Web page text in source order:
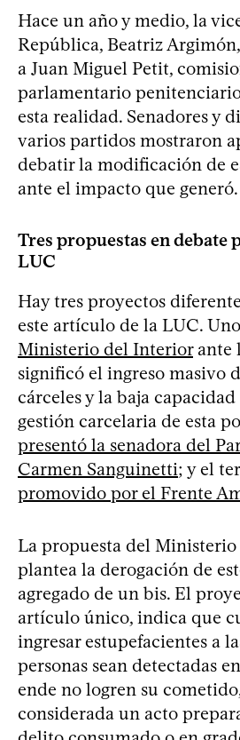
Hace un año y medio, la
República, Beatriz
a Juan Miguel Petit,
parlamentario
esta realidad. Senadores y
varios partidos mostraron
debatir la modificación de
ante el impacto que generó.
Tres propuestas en debate
LUC
Hay tres proyectos
este artículo de la LUC. Uno
Ministerio del Interiorante
significó el ingreso masivo
cárceles y la baja
gestión carcelaria de esta
presentó la senadora del
Carmen Sanguinetti; y el
promovido por el Frente
La propuesta del
plantea la derogación de
agregado de un bis. El
artículo único, indica que
ingresar estupefacientes a
personas sean detectadas
ende no logren su
considerada un acto